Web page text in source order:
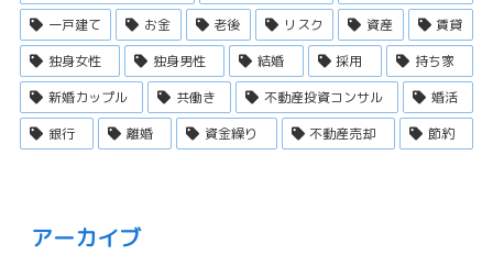
一戸建て
お金 老後 リスク 資産
賃貸
独身女性
独身男性 結婚 採用
持ち家
新婚カップル
共働き 不動産投資コンサル
婚活
銀行
離婚 資金繰り 不動産売却 節約
アーカイブ